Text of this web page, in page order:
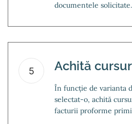
documentele solicitate.
5 Achită
În funcție de varianta
selectat-o, achită
facturii proforme